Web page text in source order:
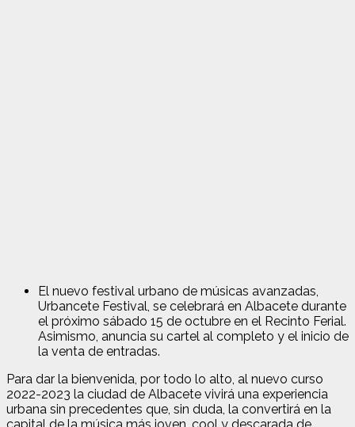
El nuevo festival urbano de músicas avanzadas,
Urbancete Festival, se celebrará en Albacete durante
el próximo sábado 15 de octubre en el Recinto Ferial.
Asimismo, anuncia su cartel al completo y el inicio de
la venta de entradas.
Para dar la bienvenida, por todo lo alto, al nuevo curso
2022-2023 la ciudad de Albacete vivirá una experiencia
urbana sin precedentes que, sin duda, la convertirá en la